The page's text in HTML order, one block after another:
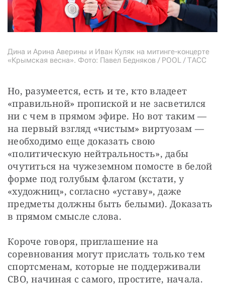
Дина и Арина Аверины и Иван Куляк на митинге-концерте
«Крымская весна». Фото: Павел Бедняков / POOL / ТАСС
Но, разумеется, есть и те, кто владеет
«правильной» пропиской и не засветился
ни с чем в прямом эфире. Но вот таким —
на первый взгляд «чистым» виртуозам —
необходимо еще доказать свою
«политическую нейтральность», дабы
очутиться на чужеземном помосте в белой
форме под голубым флагом (кстати, у
«художниц», согласно «уставу», даже
предметы должны быть белыми). Доказать
в прямом смысле слова.
Короче говоря, приглашение на
соревнования могут прислать только тем
спортсменам, которые не поддерживали
СВО, начиная с самого, простите, начала.